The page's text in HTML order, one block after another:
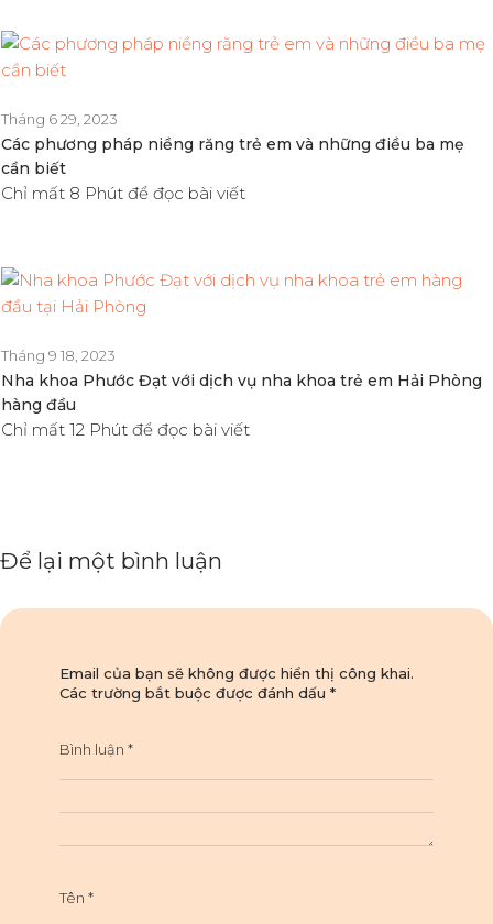
Tháng 6 29, 2023
Các phương pháp niềng răng trẻ em và những điều ba mẹ
cần biết
Chỉ mất 8 Phút để đọc bài viết
Tháng 9 18, 2023
Nha khoa Phước Đạt với dịch vụ nha khoa trẻ em Hải Phòng
hàng đầu
Chỉ mất 12 Phút để đọc bài viết
Để lại một bình luận
Email của bạn sẽ không được hiển thị công khai.
Các trường bắt buộc được đánh dấu *
Bình luận *
Tên *